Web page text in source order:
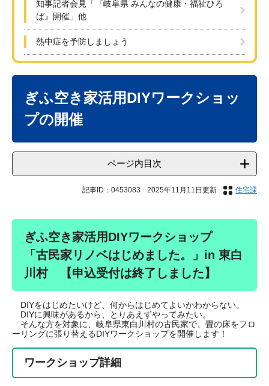
知事記者会見「『岐阜県 みんなの健康・福祉ひろ
ば』開催」他
熱中症を予防しましょう
ぎふ空き家活用DIYワークショッ
プの開催
ページ内目次
記事ID：0453083 2025年11月11日更新 住宅課
ぎふ空き家活用DIYワークショップ
「古民家リノベはじめました。」in 東白
川村 【申込受付は終了しました】
DIYをはじめたいけど、何からはじめてよいかわからない。
DIYに興味があるから、とりあえずやってみたい。
​ そんな方を対象に、岐阜県東白川村の古民家で、畳の床をフロ
ーリングに張り替えるDIYワークショップを開催します！
ワークショップ詳細